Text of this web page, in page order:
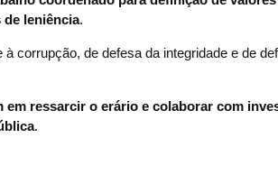
de leniência.
corrupção, de defesa da integridade e de
ressarcir o erário e colaborar com
.